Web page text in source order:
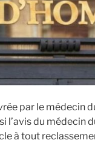
par le médecin
l’avis du médecin
à tout